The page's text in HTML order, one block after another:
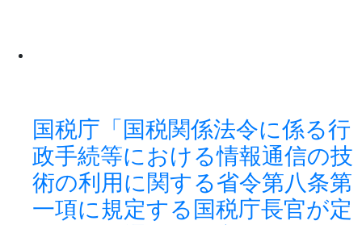
国税庁「国税関係法令に係る行
政手続等における情報通信の技
術の利用に関する省令第八条第
一項に規定する国税庁長官が定